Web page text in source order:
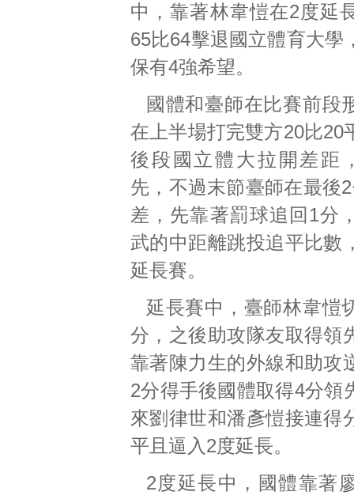
中，靠著林韋愷在2度延
65比64擊退國立體育大學
保有4強希望。
國體和臺師在比賽前段
在上半場打完雙方20比20
後段國立體大拉開差距
先，不過末節臺師在最後
差，先靠著罰球追回1分
武的中距離跳投追平比數
延長賽。
延長賽中，臺師林韋愷
分，之後助攻隊友取得領
靠著陳力生的外線和助攻
2分得手後國體取得4分領
來劉律世和潘彥愷接連得
平且逼入2度延長。
2度延長中，國體靠著